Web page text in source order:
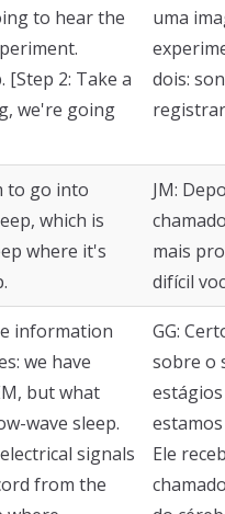
to hear the
2: Take a
we're going
uma
dois:
to go into
which is
where it's
JM:
mais
difícil
information
we have
but what
wave sleep.
signals
from the
GG:
sobre o
estágios
Ele